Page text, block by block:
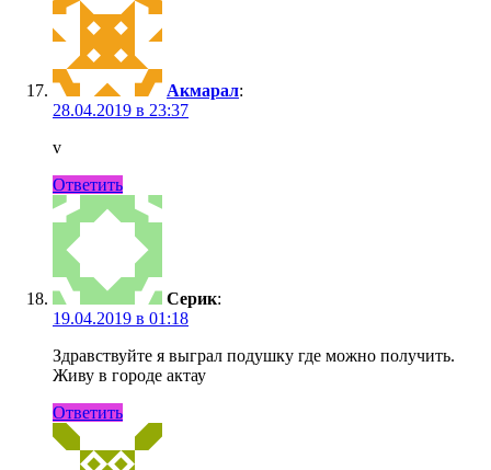
Акмарал:
28.04.2019 в 23:37
v
Ответить
Серик:
19.04.2019 в 01:18
Здравствуйте я выграл подушку где можно получить.
Живу в городе актау
Ответить